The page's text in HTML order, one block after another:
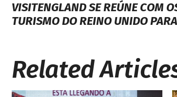
VISITENGLAND SE REÚNE COM
TURISMO DO REINO UNIDO
Related